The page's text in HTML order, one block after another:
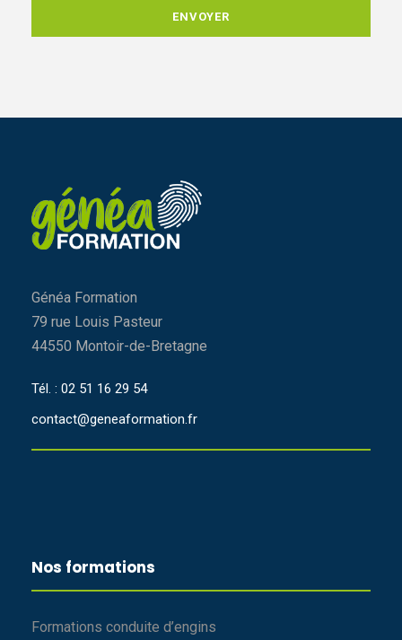
Généa Formation
79 rue Louis Pasteur
44550 Montoir-de-Bretagne
Tél. : 02 51 16 29 54
contact@geneaformation.fr
Nos formations
Formations conduite d’engins